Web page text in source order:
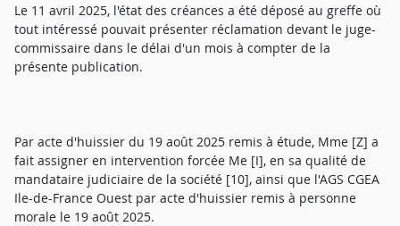
Le 11 avril 2025, l'état des créances a été déposé au greffe où
tout intéressé pouvait présenter réclamation devant le juge-
commissaire dans le délai d'un mois à compter de la
présente publication.
Par acte d'huissier du 19 août 2025 remis à étude, Mme [Z] a
fait assigner en intervention forcée Me [I], en sa qualité de
mandataire judiciaire de la société [10], ainsi que l'AGS CGEA
Ile-de-France Ouest par acte d'huissier remis à personne
morale le 19 août 2025.